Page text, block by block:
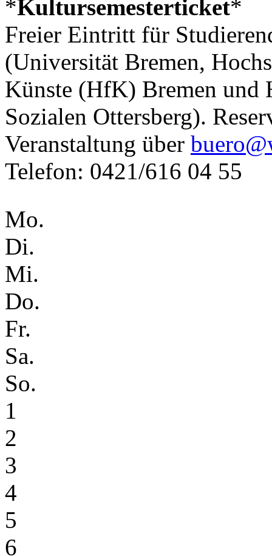
*Kultursemesterticket*
Freier Eintritt für
(Universität Bremen,
Künste (HfK) Bremen und
Sozialen Ottersberg).
Veranstaltung über
Telefon: 0421/616 04 55
Mo.
Di.
Mi.
Do.
Fr.
Sa.
So.
1
2
3
4
5
6